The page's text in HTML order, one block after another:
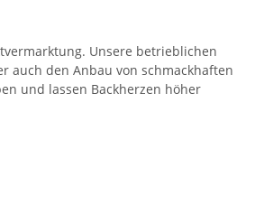
Unsere betrieblichen
auch den Anbau von schmackhaften
und lassen Backherzen höher